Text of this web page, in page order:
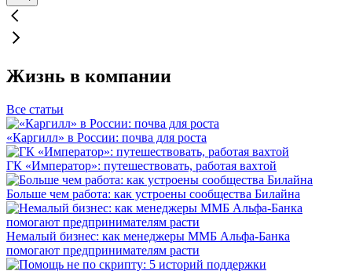
Жизнь в компании
Все статьи
«Каргилл» в России: почва для роста
ГК «Император»: путешествовать, работая вахтой
Больше чем работа: как устроены сообщества Билайна
Немалый бизнес: как менеджеры ММБ Альфа-Банка
помогают предпринимателям расти